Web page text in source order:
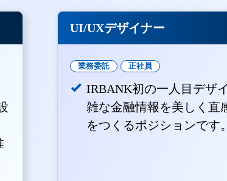
UI/UXデザイナー
業務委託 正社員
IRBANK初の一人目デザ
雑な金融情報を美しく直
をつくるポジションです。